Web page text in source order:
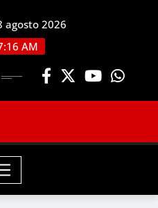
agosto 2026
AM